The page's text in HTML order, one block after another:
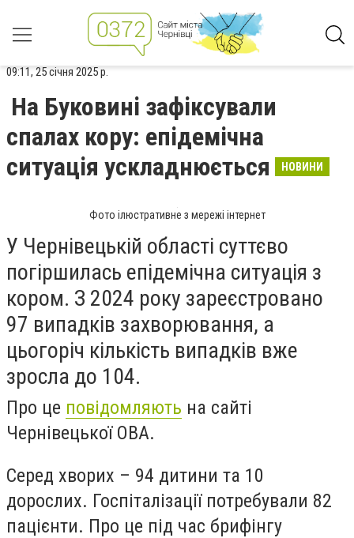
09:11, 25 січня 2025 р.
На Буковині зафіксували
спалах кору: епідемічна
ситуація ускладнюється
НОВИНИ
Фото ілюстративне з мережі інтернет
У Чернівецькій області суттєво
погіршилась епідемічна ситуація з
кором. З 2024 року зареєстровано
97 випадків захворювання, а
цьогоріч кількість випадків вже
зросла до 104.
Про це повідомляють на сайті
Чернівецької ОВА.
Серед хворих – 94 дитини та 10
дорослих. Госпіталізації потребували 82
пацієнти. Про це під час брифінгу